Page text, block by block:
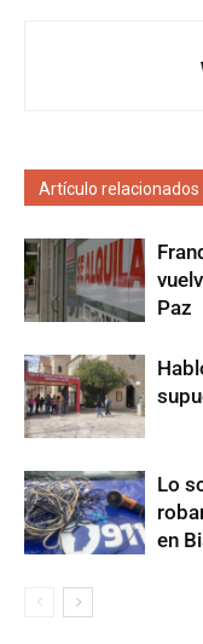
Artículo relacionados
Paz
Lo
en